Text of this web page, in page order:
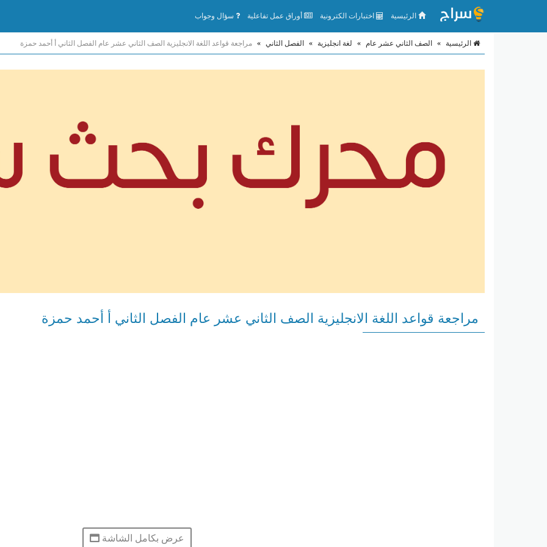
الرئيسية اختبارات الكترونية أوراق عمل تفاعلية سؤال وجواب
الرئيسية » الصف الثاني عشر عام » لغة انجليزية » الفصل الثاني » مراجعة قواعد اللغة الانجليزية الصف الثاني عشر عام الفصل الثاني أ أحمد حمزة
مراجعة قواعد اللغة الانجليزية الصف الثاني عشر عام الفصل الثاني أ أحمد حمزة
عرض بكامل الشاشة